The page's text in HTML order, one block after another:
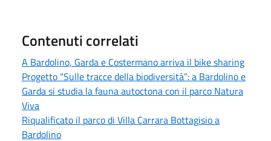
Contenuti correlati
A Bardolino, Garda e Costermano arriva il bike sharing
Progetto “Sulle tracce della biodiversità”: a Bardolino e
Garda si studia la fauna autoctona con il parco Natura
Viva
Riqualificato il parco di Villa Carrara Bottagisio a
Bardolino